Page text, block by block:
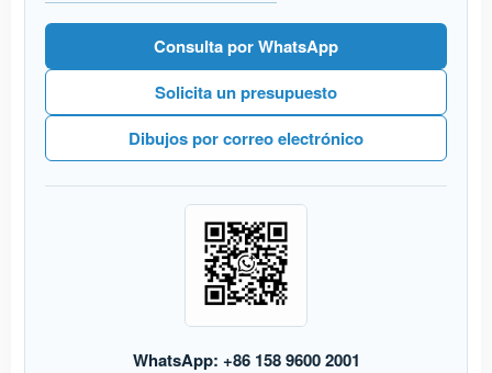
Consulta por WhatsApp
Solicita un presupuesto
Dibujos por correo electrónico
WhatsApp: +86 158 9600 2001